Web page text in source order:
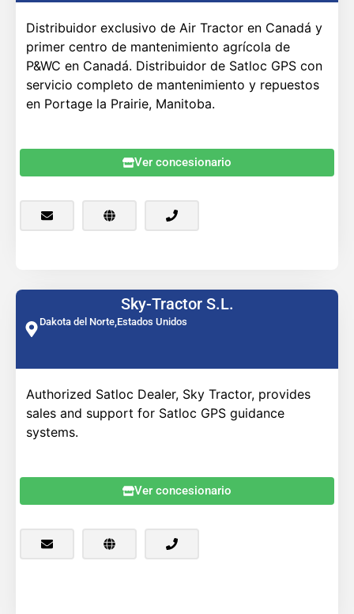
Distribuidor exclusivo de Air Tractor en Canadá y
primer centro de mantenimiento agrícola de
P&WC en Canadá. Distribuidor de Satloc GPS con
servicio completo de mantenimiento y repuestos
en Portage la Prairie, Manitoba.
Ver concesionario
Sky-Tractor S.L.
Dakota del Norte, Estados Unidos
Authorized Satloc Dealer, Sky Tractor, provides
sales and support for Satloc GPS guidance
systems.
Ver concesionario